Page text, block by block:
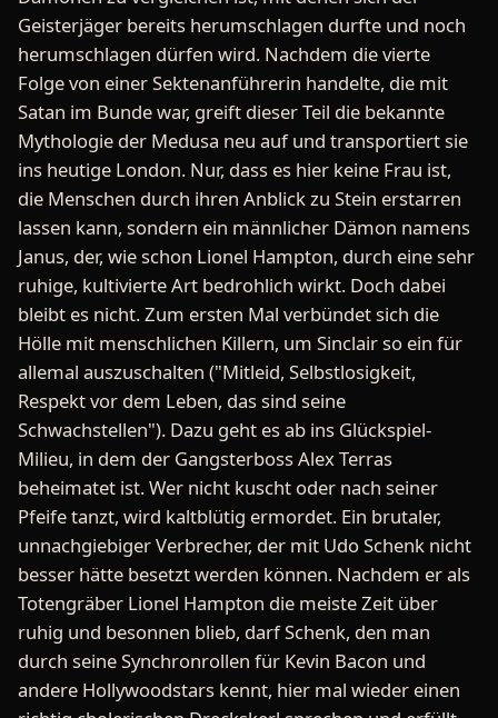
Geisterjäger bereits herumschlagen durfte und noch
herumschlagen dürfen wird. Nachdem die vierte
Folge von einer Sektenanführerin handelte, die mit
Satan im Bunde war, greift dieser Teil die bekannte
Mythologie der Medusa neu auf und transportiert sie
ins heutige London. Nur, dass es hier keine Frau ist,
die Menschen durch ihren Anblick zu Stein erstarren
lassen kann, sondern ein männlicher Dämon namens
Janus, der, wie schon Lionel Hampton, durch eine sehr
ruhige, kultivierte Art bedrohlich wirkt. Doch dabei
bleibt es nicht. Zum ersten Mal verbündet sich die
Hölle mit menschlichen Killern, um Sinclair so ein für
allemal auszuschalten ("Mitleid, Selbstlosigkeit,
Respekt vor dem Leben, das sind seine
Schwachstellen"). Dazu geht es ab ins Glückspiel-
Milieu, in dem der Gangsterboss Alex Terras
beheimatet ist. Wer nicht kuscht oder nach seiner
Pfeife tanzt, wird kaltblütig ermordet. Ein brutaler,
unnachgiebiger Verbrecher, der mit Udo Schenk nicht
besser hätte besetzt werden können. Nachdem er als
Totengräber Lionel Hampton die meiste Zeit über
ruhig und besonnen blieb, darf Schenk, den man
durch seine Synchronrollen für Kevin Bacon und
andere Hollywoodstars kennt, hier mal wieder einen